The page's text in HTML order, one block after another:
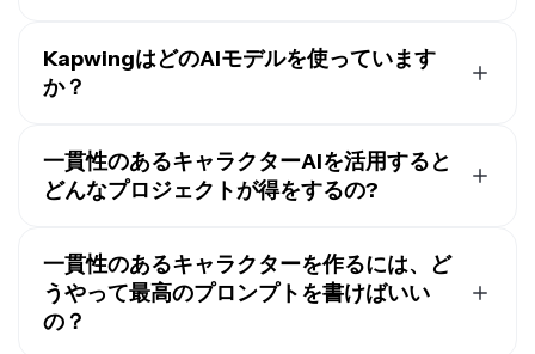
で新しいチャットを開くことから始めます。年齢、顔の
特徴、体型、服装、背景など、キャラクターについての
プロンプトボックスで@をクリックしてドロップダウン
から「キャラクターを追加」を選択します。「新しいキ
に名前と説明を付け、ストックライブラリから音声を選
択するか、参照ファイルをアップロードして音声クロー
ンを作成します。最後に、キャラクターの参照画像を添
付して保存します。保存後、プロンプトでタグ付けする
KapwingはどのAIモデルを使っています
か？
ら、すべての生成にわたって一貫性を保つリアルなキャ
ラクターやスタイライズされたキャラクターを作成でき
Image、Google Nano Banana、Seedreamから選ぶか、
Kapwing AIに自動的に最適なモデルを選ばせることが
できるよ。
一貫性のあるキャラクターAIを活用すると
どんなプロジェクトが得をするの?
ンネル、ポッドキャストクリップ、トレーニングビデ
オ、ブランドマスコット、ソーシャル広告、オンボーデ
ィングチュートリアル、連続ストーリーテリングでよく
一貫性のあるキャラクターを作るには、ど
うやって最高のプロンプトを書けばいい
の？